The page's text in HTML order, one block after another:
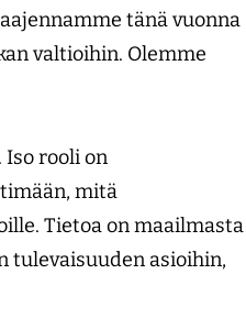
tänä vuonna
valtioihin. Olemme
rooli on
mitä
Tietoa on maailmasta
tulevaisuuden asioihin,